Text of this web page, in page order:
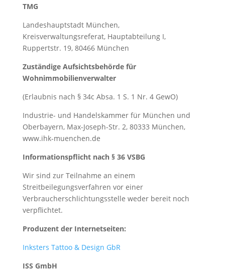
TMG
Landeshauptstadt München,
Kreisverwaltungsreferat, Hauptabteilung I,
Ruppertstr. 19, 80466 München
Zuständige Aufsichtsbehörde für
Wohnimmobilienverwalter
(Erlaubnis nach § 34c Absa. 1 S. 1 Nr. 4 GewO)
Industrie- und Handelskammer für München und
Oberbayern, Max-Joseph-Str. 2, 80333 München,
www.ihk-muenchen.de
Informationspflicht nach § 36 VSBG
Wir sind zur Teilnahme an einem
Streitbeilegungsverfahren vor einer
Verbraucherschlichtungsstelle weder bereit noch
verpflichtet.
Produzent der Internetseiten:
Inksters Tattoo & Design GbR
ISS GmbH